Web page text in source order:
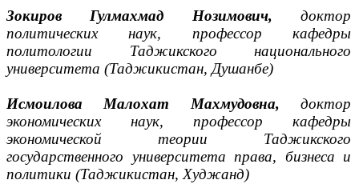
Зокиров Гулмахмад Нозимович,доктор
политических наук, профессор кафедры
политологии Таджикского национального
университета (Таджикистан, Душанбе)
Исмоилова Малохат Махмудовна,доктор
экономических наук, профессор кафедры
экономической теории Таджикского
государственного университета права, бизнеса и
политики (Таджикистан, Худжанд)